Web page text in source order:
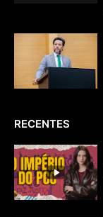
RECENTES